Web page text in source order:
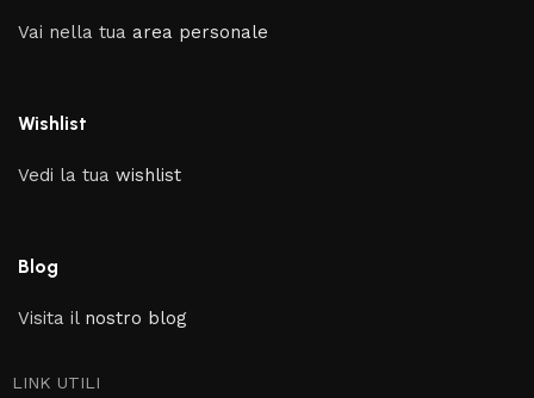
Vai nella tua area personale
Wishlist
Vedi la tuawishlist
Blog
Visita il nostro blog
LINK UTILI